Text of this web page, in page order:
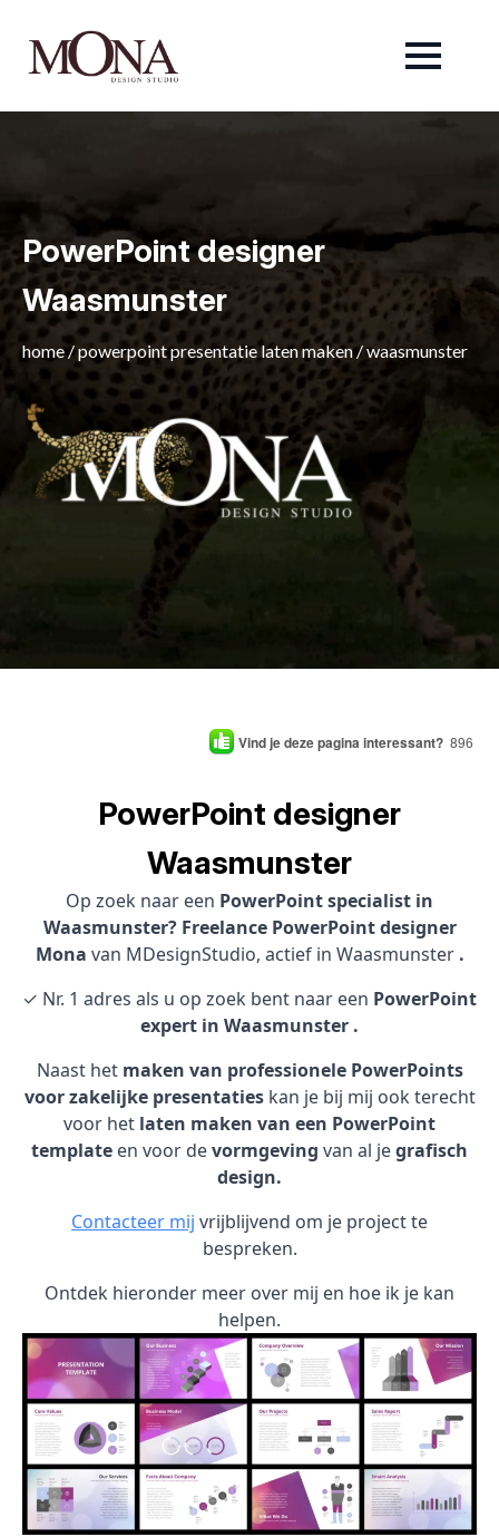
PowerPoint designer
Waasmunster
home /powerpoint presentatie laten maken/waasmunster
Vind je deze pagina interessant? 896
PowerPoint designer
Waasmunster
Op zoek naar een PowerPoint specialist in
Waasmunster? Freelance PowerPoint designer
Mona van MDesignStudio, actief in Waasmunster .
✓ Nr. 1 adres als u op zoek bent naar een PowerPoint
expert in Waasmunster .
Naast het maken van professionele PowerPoints
voor zakelijke presentatieskan je bij mij ook terecht
voor het laten maken van een PowerPoint
template en voor devormgeving van al jegrafisch
design.
Contacteer mij vrijblijvend om je project te
bespreken.
Ontdek hieronder meer over mij en hoe ik je kan
helpen.